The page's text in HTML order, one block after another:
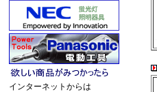
インターネットからは